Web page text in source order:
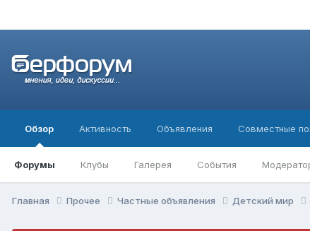
Обзор
Форумы Клубы Галерея События
Активность Объявления Совместные
Главная Прочее Частные объявления Детский мир